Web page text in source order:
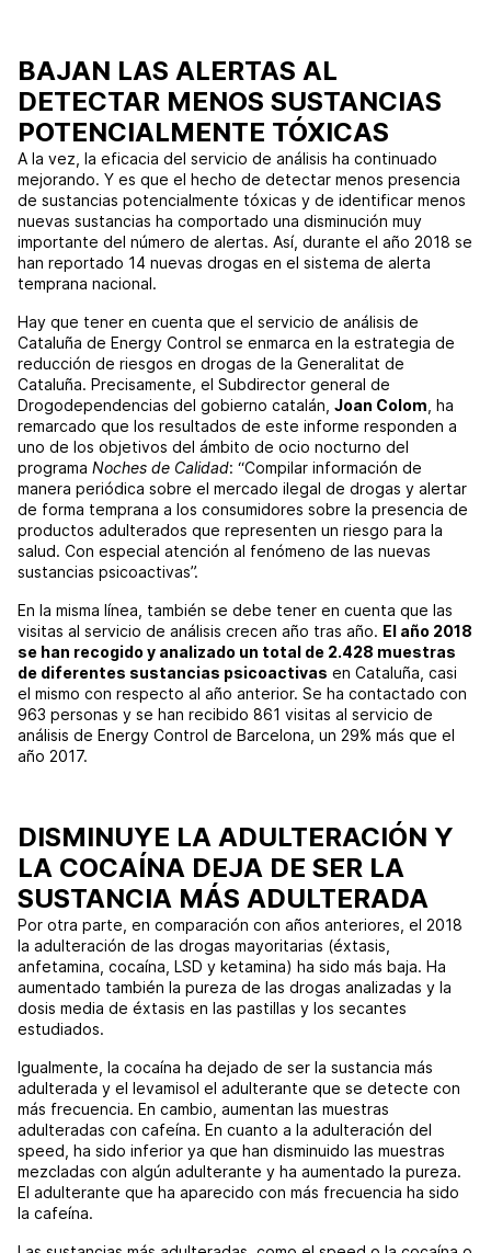
BAJAN LAS ALERTAS AL
DETECTAR MENOS SUSTANCIAS
POTENCIALMENTE TÓXICAS
A la vez, la eficacia del servicio de análisis ha continuado
mejorando. Y es que el hecho de detectar menos presencia
de sustancias potencialmente tóxicas y de identificar menos
nuevas sustancias ha comportado una disminución muy
importante del número de alertas. Así, durante el año 2018 se
han reportado 14 nuevas drogas en el sistema de alerta
temprana nacional.
Hay que tener en cuenta que el servicio de análisis de
Cataluña de Energy Control se enmarca en la estrategia de
reducción de riesgos en drogas de la Generalitat de
Cataluña. Precisamente, el Subdirector general de
Drogodependencias del gobierno catalán, Joan Colom , ha
remarcado que los resultados de este informe responden a
uno de los objetivos del ámbito de ocio nocturno del
programa Noches de Calidad: “Compilar información de
manera periódica sobre el mercado ilegal de drogas y alertar
de forma temprana a los consumidores sobre la presencia de
productos adulterados que representen un riesgo para la
salud. Con especial atención al fenómeno de las nuevas
sustancias psicoactivas”.
En la misma línea, también se debe tener en cuenta que las
visitas al servicio de análisis crecen año tras año. El año 2018
se han recogido y analizado un total de 2.428 muestras
de diferentes sustancias psicoactivas en Cataluña, casi
el mismo con respecto al año anterior. Se ha contactado con
963 personas y se han recibido 861 visitas al servicio de
análisis de Energy Control de Barcelona, ​​un 29% más que el
año 2017.
DISMINUYE LA ADULTERACIÓN Y
LA COCAÍNA DEJA DE SER LA
SUSTANCIA MÁS ADULTERADA
Por otra parte, en comparación con años anteriores, el 2018
la adulteración de las drogas mayoritarias (éxtasis,
anfetamina, cocaína, LSD y ketamina) ha sido más baja. Ha
aumentado también la pureza de las drogas analizadas y la
dosis media de éxtasis en las pastillas y los secantes
estudiados.
Igualmente, la cocaína ha dejado de ser la sustancia más
adulterada y el levamisol el adulterante que se detecte con
más frecuencia. En cambio, aumentan las muestras
adulteradas con cafeína. En cuanto a la adulteración del
speed, ha sido inferior ya que han disminuido las muestras
mezcladas con algún adulterante y ha aumentado la pureza.
El adulterante que ha aparecido con más frecuencia ha sido
la cafeína.